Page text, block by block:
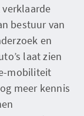
bestuur van
en
laat zien
mobiliteit
meer kennis